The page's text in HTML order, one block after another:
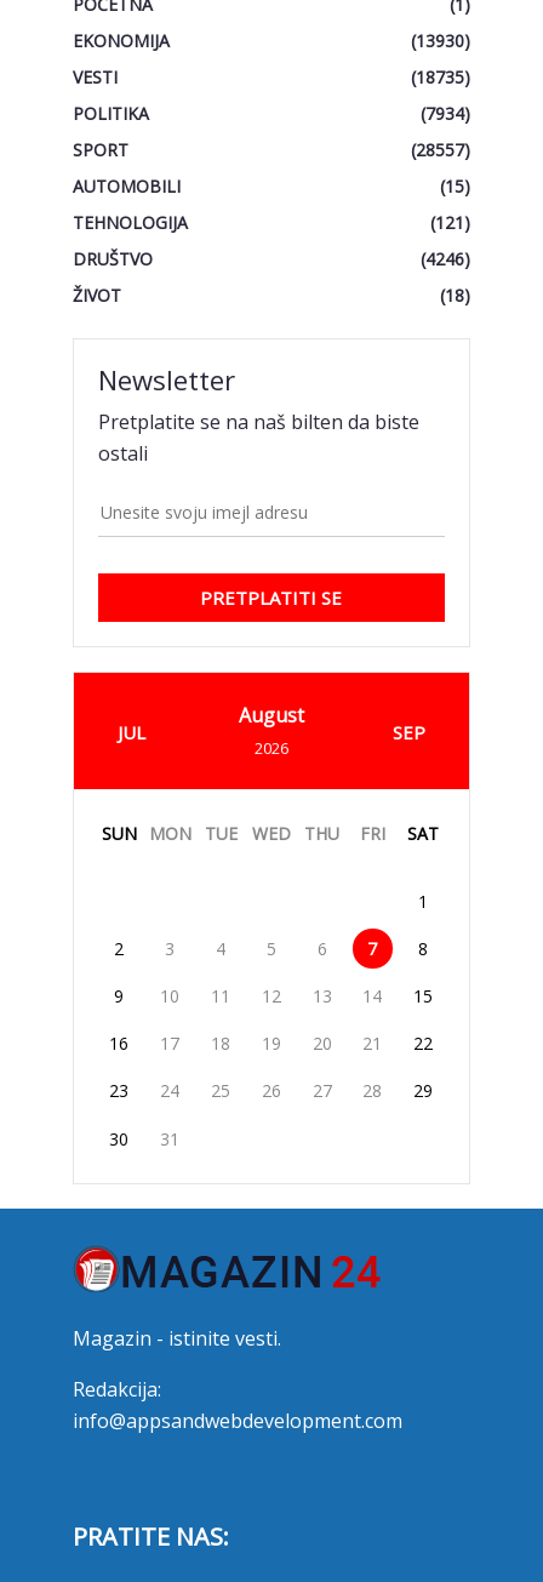
EKONOMIJA
(13930)
VESTI
(18735)
POLITIKA
(7934)
SPORT
(28557)
AUTOMOBILI
(15)
TEHNOLOGIJA
(121)
DRUŠTVO
(4246)
ŽIVOT
(18)
Newsletter
Pretplatite se na naš bilten da biste
ostali
PRETPLATITI SE
JUL
August
2026
SEP
SUN MON TUE WED THU FRI SAT
1
2 3 4 5 6 7 8
9 10 11 12 13 14 15
16 17 18 19 20 21 22
23 24 25 26 27 28 29
30 31
Magazin - istinite vesti.
Redakcija:
info@appsandwebdevelopment.com
PRATITE NAS: